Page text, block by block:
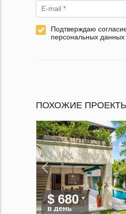
Подтверждаю
персональных данных
ПОХОЖИЕ
$ 680
в день